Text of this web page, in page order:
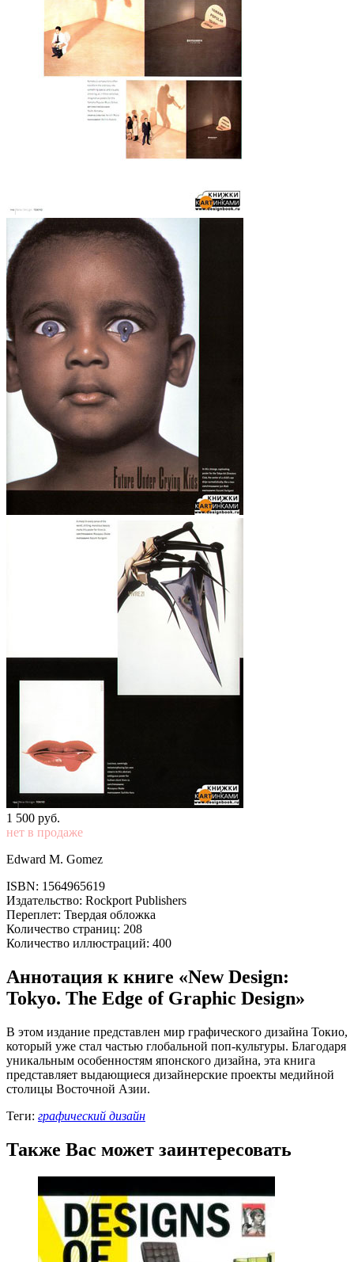
1 500 pуб.
нет в продаже
Edward M. Gomez
ISBN: 1564965619
Издательство: Rockport Publishers
Переплет: Твердая обложка
Количество страниц: 208
Количество иллюстраций: 400
Аннотация к книге «New Design:
Tokyo. The Edge of Graphic Design»
В этом издание представлен мир графического дизайна Токио,
который уже стал частью глобальной поп-культуры. Благодаря
уникальным особенностям японского дизайна, эта книга
представляет выдающиеся дизайнерские проекты медийной
столицы Восточной Азии.
Теги: графический дизайн
Также Вас может заинтересовать